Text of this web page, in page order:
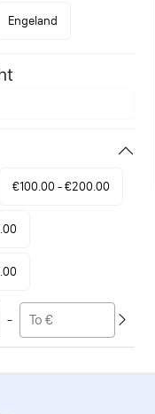
Engeland
€100.00 - €200.00
-